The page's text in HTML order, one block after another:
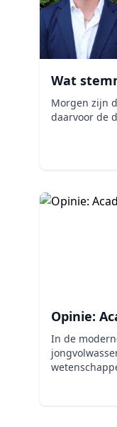
Wat
Morgen zijn
daarvoor de
Opinie:
In de